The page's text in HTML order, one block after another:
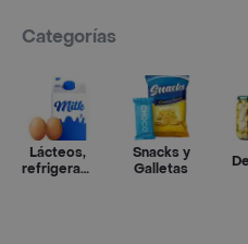
Categorías
Lácteos,
refrigerados
Snacks y
Galletas